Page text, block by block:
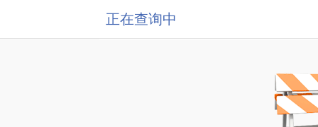
正在查询中